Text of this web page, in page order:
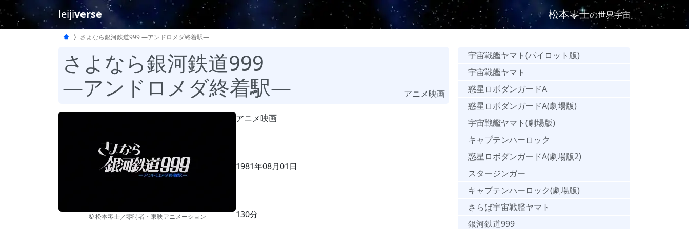
leijiverse 松本零士の世界宇宙
さよなら銀河鉄道999 —アンドロメダ終着駅—
さよなら銀河鉄道999
—アンドロメダ終着駅—
アニメ映画
© 松本零士／零時者・東映アニメーション
アニメ映画
1981年08月01日
130分
宇宙戦艦ヤマト(パイロット版)
宇宙戦艦ヤマト
惑星ロボダンガードA
惑星ロボダンガードA(劇場版)
宇宙戦艦ヤマト(劇場版)
キャプテンハーロック
惑星ロボダンガードA(劇場版2)
スタージンガー
キャプテンハーロック(劇場版)
さらば宇宙戦艦ヤマト
銀河鉄道999